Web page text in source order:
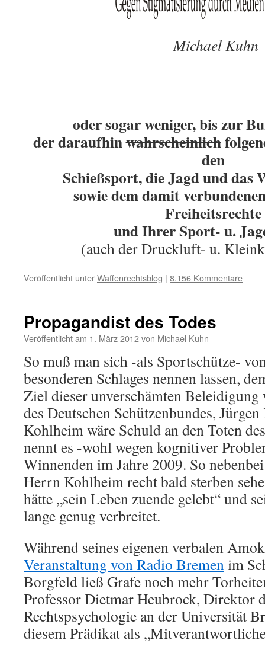
Michael Kuhn
oder sogar weniger, bis zur
der daraufhinwahrscheinlich
den
Schießsport, die Jagd und das
sowiedem damit
Freiheitsrechte
und Ihrer Sport- u.
(auch der Druckluft- u.
Veröffentlicht unterWaffenrechtsblog | 8.156 Kommentare
Propagandist des Todes
Veröffentlicht am 1. März 2012von Michael Kuhn
So muß man sich -als Sportschütze-
besonderen Schlages nennen lassen,
Ziel dieser unverschämten
des Deutschen Schützenbundes,
Kohlheim wäre Schuld an den Toten
nennt es -wohl wegen kognitiver
Winnenden im Jahre 2009. So
Herrn Kohlheim recht bald sterben
hätte „sein Leben zuende gelebt“ und
lange genug verbreitet.
Während seines eigenen verbalen
Veranstaltung von Radio Bremenim
Borgfeld ließ Grafe noch mehr
Professor Dietmar Heubrock, Direktor
Rechtspsychologie an der Universität
diesem Prädikat als